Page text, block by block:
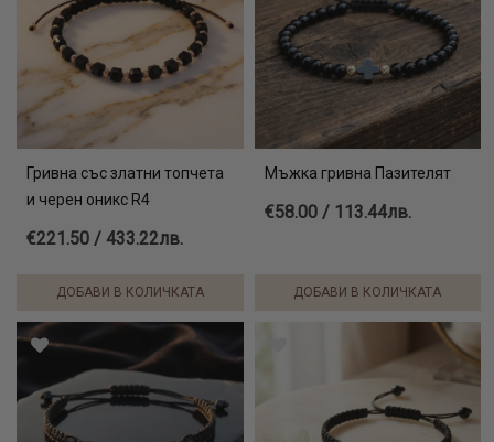
Гривна със златни топчета
и черен оникс R4
€221.50 / 433.22лв.
ДОБАВИ В КОЛИЧКАТА
Мъжка гривна Пазителят
€58.00 / 113.44лв.
ДОБАВИ В КОЛИЧКАТА